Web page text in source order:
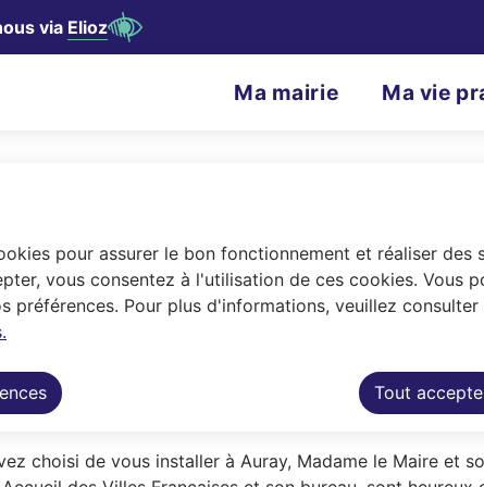
pour assurer le bon fonctionnement et réaliser des
vous consentez à l'utilisation de ces cookies. Vous
préférences. Pour plus d'informations, veuillez consulter
Tout
principal
via Elioz
Menu principal
N
g
a
t
n
Ma mairie Ma vie
et l'Accueil des Villes
choisi de vous installer à Auray, Madame le Maire et